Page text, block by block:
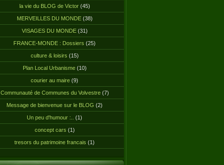
la vie du BLOG de Victor(45)
MERVEILLES DU MONDE(38)
VISAGES DU MONDE(31)
FRANCE-MONDE : Dossiers (25)
culture & loisirs (15)
Plan Local Urbanisme(10)
courier au maire (9)
Communauté de Communes du Volvestre(7)
Message de bienvenue sur le BLOG (2)
Un peu d'humour :.. (1)
concept cars (1)
tresors du patrimoine francais (1)